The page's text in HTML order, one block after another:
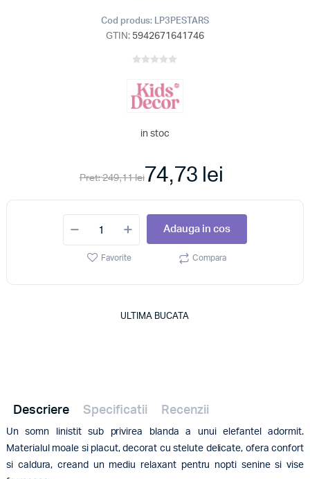
Cod produs: LP3PESTARS
GTIN: 5942671641746
in stoc
Pret:249,11 lei74,73 lei
Adauga in cos
Favorite Compara
ULTIMA BUCATA
Descriere Specificatii Recenzii
Un somn linistit sub privirea blanda a unui elefantel adormit.
Materialul moale si placut, decorat cu stelute delicate, ofera confort
si caldura, creand un mediu relaxant pentru nopti senine si vise